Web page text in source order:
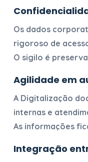
Os dados
rigoroso de
O sigilo é
Agilidade em
A Digitalização
internas e
As informações
Integração